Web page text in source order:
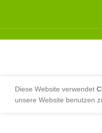
Diese Website verwendet
unsere Website benutzen